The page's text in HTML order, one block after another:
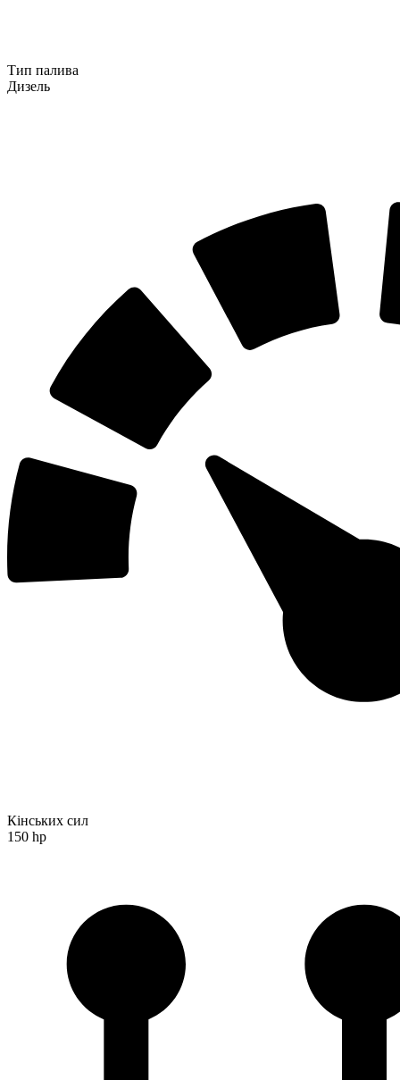
Тип палива
Дизель
Кінських сил
150 hp